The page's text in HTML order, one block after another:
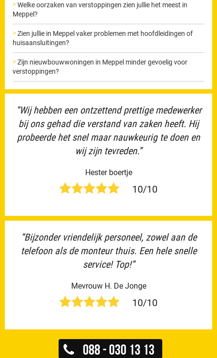
Welke oorzaken van verstoppingen zien jullie het meest in
Meppel?
Zien jullie in Meppel vaker problemen met hoofdleidingen of
huisaansluitingen?
Zijn nieuwbouwwoningen in Meppel minder gevoelig voor
verstoppingen?
“Wij hebben een ontzettend prettige medewerker
bij ons gehad die verstand van zaken heeft. Hij
probeerde het snel maar nauwkeurig te doen en
wij zijn tevreden.”
Hester boertje
10/10
“Bijzonder vriendelijk personeel, zowel aan de
telefoon als de monteur thuis. Een hele snelle
service! Top!”
Mevrouw H. De Jonge
10/10
088 - 030 13 13